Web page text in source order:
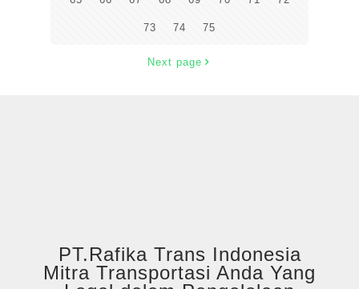
73 74 75
Next page
PT.Rafika Trans Indonesia
Mitra Transportasi Anda Yang